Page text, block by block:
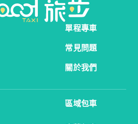
單程專車
常見問題
關於我們
區域包車